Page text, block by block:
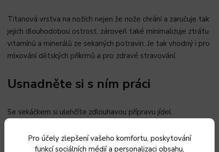
Pro účely zlepšení vašeho komfortu, poskytování
funkcí sociálních médií a personalizaci obsahu,
Titanová vrstva na nožích nejen že nože chrání a zaručuje tak
jejich dlouhodobou ostrost, zároveň také minimalizuje ztrátu
vitamínů a minerálů ze sekaných potravin. Je tak vhodný i pro
mixování dětských příkrmů a pro zdravé stravování.
Usnadněte si s ním práci
Se sekáčkem si ulehčíte zdlouhavou přípravu jídel.
nebudete muset vše zdlouhavě krájet na drobné kousky.
Hravě vám nakrájí najemno tvrdý sýr na špagety a poradí si i